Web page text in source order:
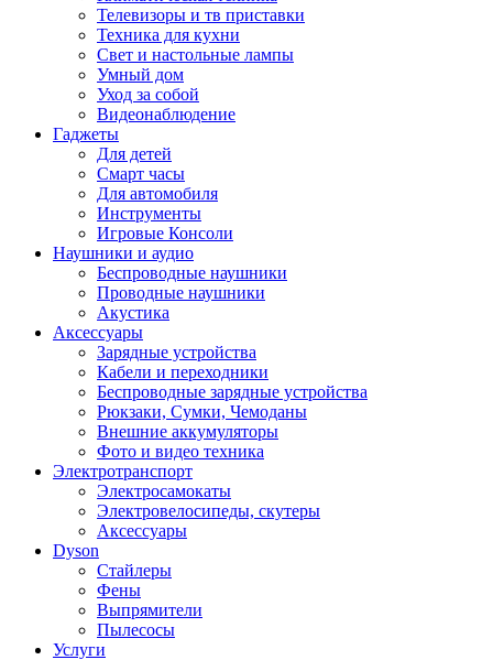
Телевизоры и тв приставки
Техника для кухни
Свет и настольные лампы
Умный дом
Уход за собой
Видеонаблюдение
Гаджеты
Для детей
Смарт часы
Для автомобиля
Инструменты
Игровые Консоли
Наушники и аудио
Беспроводные наушники
Проводные наушники
Акустика
Аксессуары
Зарядные устройства
Кабели и переходники
Беспроводные зарядные устройства
Рюкзаки, Сумки, Чемоданы
Внешние аккумуляторы
Фото и видео техника
Электротранспорт
Электросамокаты
Электровелосипеды, скутеры
Аксессуары
Dyson
Стайлеры
Фены
Выпрямители
Пылесосы
Услуги